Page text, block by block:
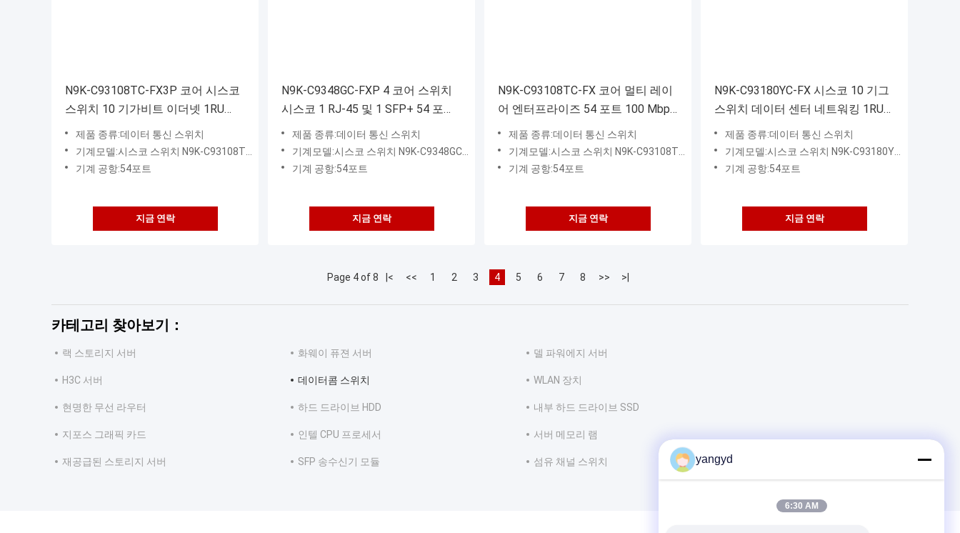
N9K-C93108TC-FX3P 코어 시스코
스위치 10 기가비트 이더넷 1RU
2.16 Tbps 6x40/100G QSFP28 포
트
제품 종류:데이터 통신 스위치
기계모델:시스코 스위치 N9K-C93108TC-FX3P
기계 공항:54포트
지금 연락
N9K-C9348GC-FXP 4 코어 스위치
시스코 1 RJ-45 및 1 SFP+ 54 포트
10 기가 비트
제품 종류:데이터 통신 스위치
기계모델:시스코 스위치 N9K-C9348GC-FXP
기계 공항:54포트
지금 연락
N9K-C93108TC-FX 코어 멀티 레이
어 엔터프라이즈 54 포트 100 Mbps
10 Gbps 128 GB SSD 드라이브
제품 종류:데이터 통신 스위치
기계모델:시스코 스위치 N9K-C93108TC-FX
기계 공항:54포트
지금 연락
N9K-C93180YC-FX 시스코 10 기그
스위치 데이터 센터 네트워킹 1RU
54 포트 6 코어 SSD 드라이브 128
GB
제품 종류:데이터 통신 스위치
기계모델:시스코 스위치 N9K-C93180YC-FX
기계 공항:54포트
지금 연락
Page 4 of 8 |< << 1 2 3 4 5 6 7 8 >> >|
카테고리 찾아보기：
랙 스토리지 서버 화웨이 퓨젼 서버 델 파워에지 서버
H3C 서버 데이터콤 스위치 WLAN 장치
현명한 무선 라우터 하드 드라이브 HDD 내부 하드 드라이브 SSD
지포스 그래픽 카드 인텔 CPU 프로세서 서버 메모리 램
재공급된 스토리지 서버 SFP 송수신기 모듈 섬유 채널 스위치 yangyd
6:30 AM